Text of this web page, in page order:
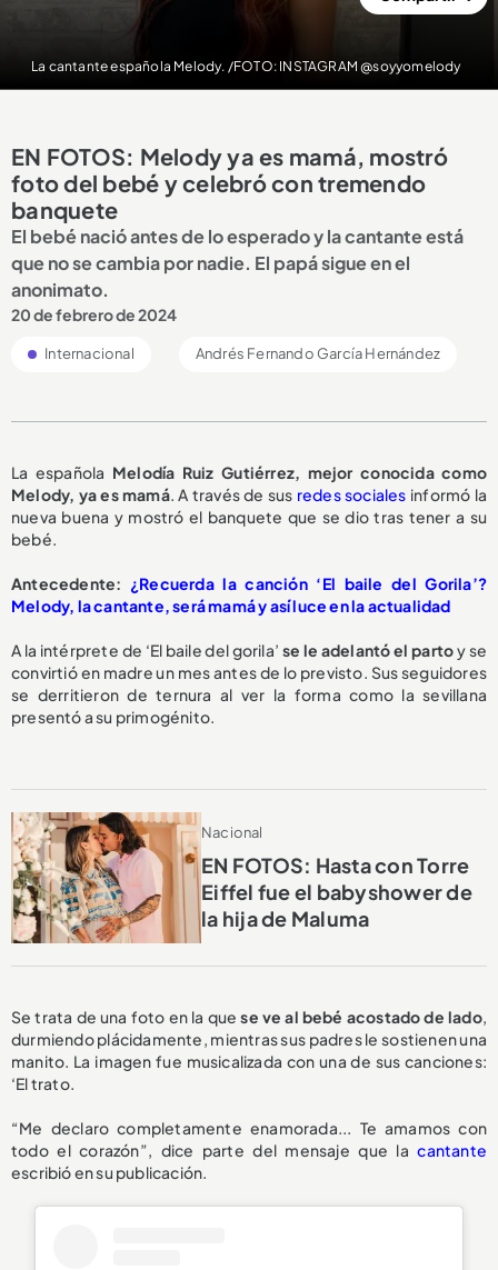
La cantante española Melody. /FOTO: INSTAGRAM @soyyomelody
EN FOTOS: Melody ya es mamá, mostró
foto del bebé y celebró con tremendo
banquete
El bebé nació antes de lo esperado y la cantante está
que no se cambia por nadie. El papá sigue en el
anonimato.
20 de febrero de 2024
Internacional Andrés Fernando García Hernández
La española Melodía Ruiz Gutiérrez, mejor conocida como
Melody, ya es mamá. A través de sus redes sociales informó la
nueva buena y mostró el banquete que se dio tras tener a su
bebé.
Antecedente: ¿Recuerda la canción ‘El baile del Gorila’?
Melody, la cantante, será mamá y así luce en la actualidad
A la intérprete de ‘El baile del gorila’ se le adelantó el partoy se
convirtió en madre un mes antes de lo previsto. Sus seguidores
se derritieron de ternura al ver la forma como la sevillana
presentó a su primogénito.
Nacional
EN FOTOS: Hasta con Torre
Eiffel fue el babyshower de
la hija de Maluma
Se trata de una foto en la que se ve al bebé acostado de lado,
durmiendo plácidamente, mientras sus padres le sostienen una
manito. La imagen fue musicalizada con una de sus canciones:
‘El trato.
“Me declaro completamente enamorada... Te amamos con
todo el corazón”, dice parte del mensaje que lacantante
escribió en su publicación.